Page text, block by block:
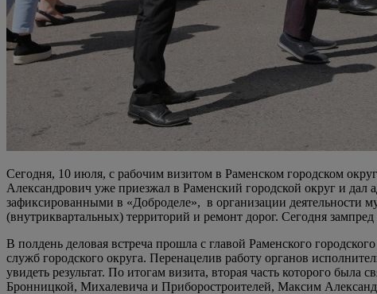
Сегодня, 10 июля, с рабочим визитом в Раменском городском
Александрович уже приезжал в Раменский городской округ и
зафиксированными в «Доброделе», в организации деятельности
(внутриквартальных) территорий и ремонт дорог. Сегодня
В полдень деловая встреча прошла с главой Раменского
служб городского округа. Перенацелив работу органов
увидеть результат. По итогам визита, вторая часть которого
Бронницкой, Михалевича и Приборостроителей, Максим